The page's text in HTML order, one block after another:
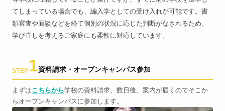
てしまっている場合でも、編入学としての受け入れが可能です。書
類審査や面談などを経て個別の状況に応じた判断がなされるため、
学び直しを考えるご家庭にも柔軟に対応しています。
STEP 1資料請求・オープンキャンパス参加
まずはこちらから学校の資料請求、数日後、案内が届くのでそこか
らオープンキャンパスに参加します。